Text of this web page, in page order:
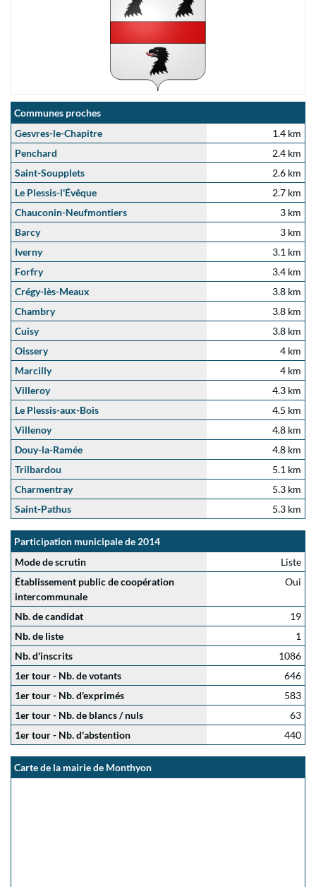
Communes proches
Gesvres-le-Chapitre
1.4 km
Penchard
2.4 km
Saint-Soupplets
2.6 km
Le Plessis-l'Évêque
2.7 km
Chauconin-Neufmontiers
3 km
Barcy
3 km
Iverny
3.1 km
Forfry
3.4 km
Crégy-lès-Meaux
3.8 km
Chambry
3.8 km
Cuisy
3.8 km
Oissery
4 km
Marcilly
4 km
Villeroy
4.3 km
Le Plessis-aux-Bois
4.5 km
Villenoy
4.8 km
Douy-la-Ramée
4.8 km
Trilbardou
5.1 km
Charmentray
5.3 km
Saint-Pathus
5.3 km
Participation municipale de 2014
Mode de scrutin
Liste
Établissement public de coopération
intercommunale
Oui
Nb. de candidat
19
Nb. de liste
1
Nb. d'inscrits
1086
1er tour - Nb. de votants
646
1er tour - Nb. d'exprimés
583
1er tour - Nb. de blancs / nuls
63
1er tour - Nb. d'abstention
440
Carte de la mairie de Monthyon